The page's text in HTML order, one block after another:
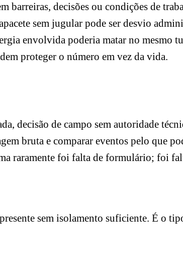
barreiras, decisões ou condições de
sem jugular pode ser desvio
envolvida poderia matar no mesmo
proteger o número em vez da vida.
decisão de campo sem autoridade
bruta e comparar eventos pelo que
raramente foi falta de formulário; foi
sem isolamento suficiente. É o